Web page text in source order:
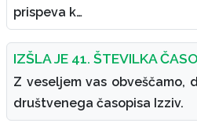
prispeva k…
IZŠLA JE 41. ŠTEVILKA
Z veseljem vas obveščamo,
društvenega časopisa Izziv.